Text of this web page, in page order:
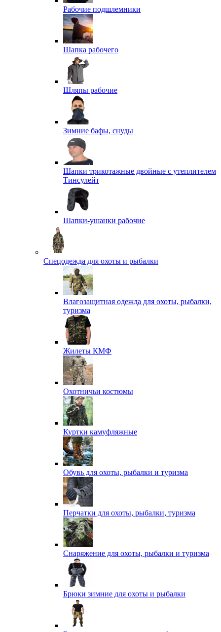
Рабочие подшлемники
Шапка рабочего
Шляпы рабочие
Зимние бафы, снуды
Шапки трикотажные двойные с утеплителем
Тинсулейт
Шапки-ушанки рабочие
Спецодежда для охоты и рыбалки
Влагозащитная одежда для охоты, рыбалки,
туризма
Жилеты КМФ
Охотничьи костюмы
Куртки камуфляжные
Обувь для охоты, рыбалки и туризма
Перчатки для охоты, рыбалки, туризма
Снаряжение для охоты, рыбалки и туризма
Брюки зимние для охоты и рыбалки